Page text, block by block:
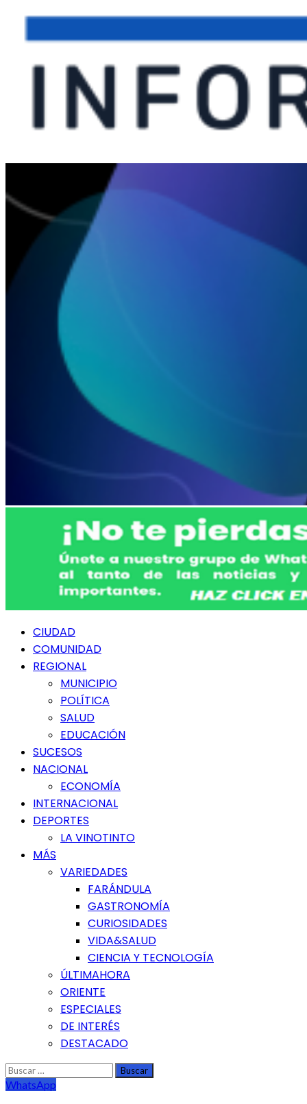
Menú
principal
CIUDAD
COMUNIDAD
REGIONAL
MUNICIPIO
POLÍTICA
SALUD
EDUCACIÓN
SUCESOS
NACIONAL
ECONOMÍA
INTERNACIONAL
DEPORTES
LA VINOTINTO
MÁS
VARIEDADES
FARÁNDULA
GASTRONOMÍA
CURIOSIDADES
VIDA&SALUD
CIENCIA Y TECNOLOGÍA
ÚLTIMAHORA
ORIENTE
ESPECIALES
DE INTERÉS
DESTACADO
Buscar:
WhatsApp